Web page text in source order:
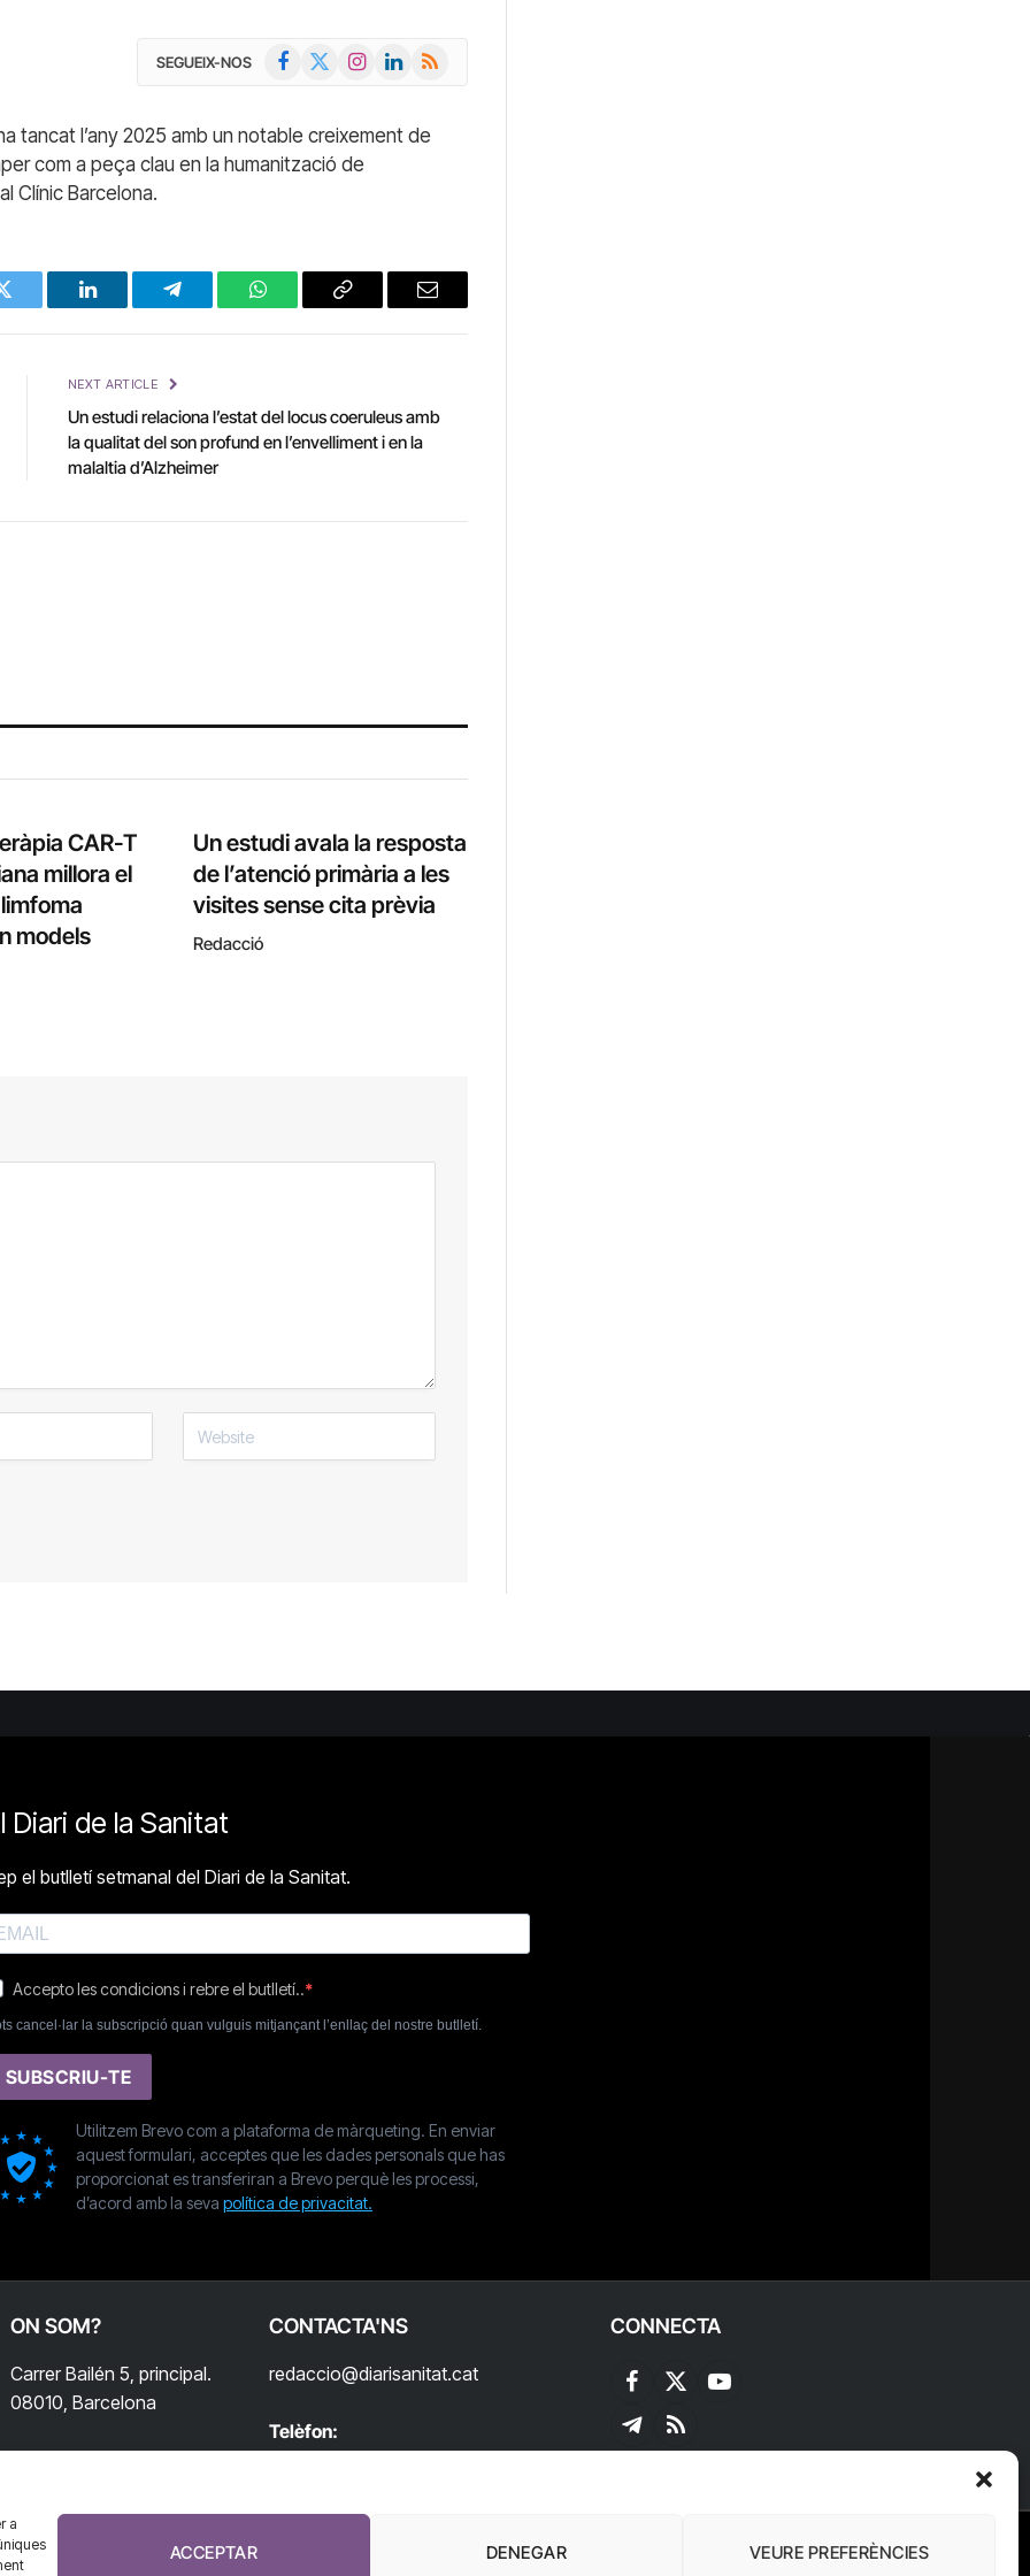
a
ACCEPTAR DENEGAR VEURE PREFERÈNCIES
SEGUEIX-NOS Facebook InstagramLinkedIn
RSS
tancat l’any 2025 amb un notable creixement de
com a peça clau en la humanització de
Clínic Barcelona.
Twitter LinkedIn Telegram WhatsAppCopy
Email
NEXT ARTICLE
Un estudi relaciona l’estat del locus coeruleus amb
la qualitat del son profund en l’envelliment i en la
malaltia d’Alzheimer
CAR-T
millora el
models
Un estudi avala la resposta
de l’atenció primària a les
visites sense cita prèvia
Redacció
Diari de la Sanitat
el butlletí setmanal del Diari de la Sanitat.
Accepto les condicions i rebre el butlletí..
cancel·lar la subscripció quan vulguis mitjançant l’enllaç del nostre butlletí.
SUBSCRIU-TE
Utilitzem Brevo com a plataforma de màrqueting. En enviar
aquest formulari, acceptes que les dades personals que has
proporcionat es transferiran a Brevo perquè les processi,
d’acord amb la seva política de privacitat.
ON SOM?
Carrer Bailén 5, principal.
08010, Barcelona
CONTACTA'NS
redaccio@diarisanitat.cat
Telèfon:
CONNECTA
Facebook
X
(Twitter)
YouTube
Telegram
RSS